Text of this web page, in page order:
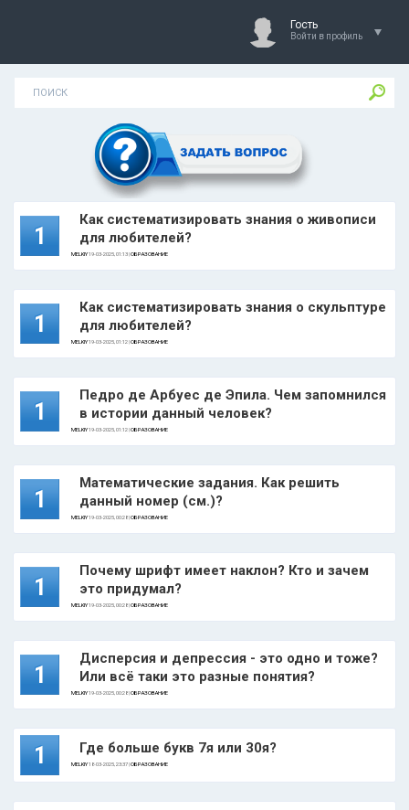
Гость
Войти в профиль
1
Как систематизировать знания о живописи
для любителей?
MELKIY19-03-2025, 01:13 |ОБРАЗОВАНИЕ
1
Как систематизировать знания о скульптуре
для любителей?
MELKIY19-03-2025, 01:12 |ОБРАЗОВАНИЕ
1
Педро де Арбуес де Эпила. Чем запомнился
в истории данный человек?
MELKIY19-03-2025, 01:12 |ОБРАЗОВАНИЕ
1
Математические задания. Как решить
данный номер (см.)?
MELKIY19-03-2025, 00:28 |ОБРАЗОВАНИЕ
1
Почему шрифт имеет наклон? Кто и зачем
это придумал?
MELKIY19-03-2025, 00:28 |ОБРАЗОВАНИЕ
1
Дисперсия и депрессия - это одно и тоже?
Или всё таки это разные понятия?
MELKIY19-03-2025, 00:28 |ОБРАЗОВАНИЕ
1 Где больше букв 7я или 30я?
MELKIY18-03-2025, 23:37 |ОБРАЗОВАНИЕ